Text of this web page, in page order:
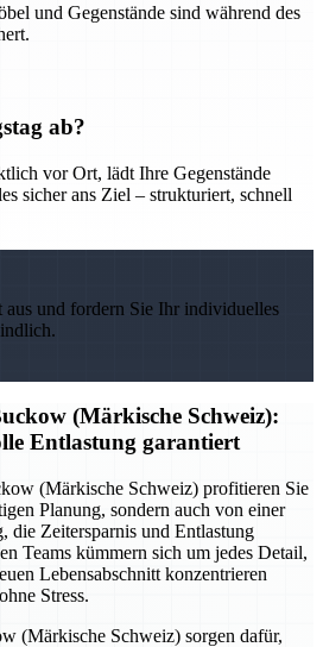
und Gegenstände sind während des
ab?
vor Ort, lädt Ihre Gegenstände
sicher ans Ziel – strukturiert, schnell
aus und fordern Sie Ihr individuelles
(Märkische Schweiz):
Entlastung garantiert
(Märkische Schweiz) profitieren Sie
Planung, sondern auch von einer
die Zeitersparnis und Entlastung
Teams kümmern sich um jedes Detail,
Lebensabschnitt konzentrieren
Stress.
(Märkische Schweiz) sorgen dafür,